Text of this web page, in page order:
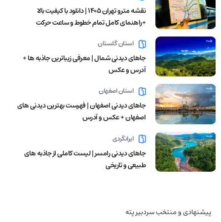
نقشه مترو تهران ۱۴۰۵ | دانلود با کیفیت بالا
+راهنمای کامل تمام خطوط و ساعت حرکت
استان گلستان
جاهای دیدنی شمال | معرفی زیباترین جاذبه ها +
آدرس و عکس
استان اصفهان
جاهای دیدنی اصفهان | فهرست بهترین دیدنی های
اصفهان + عکس و آدرس
ایرانگردی
جاهای دیدنی رامسر | لیست کاملی از جاذبه های
طبیعی و تاریخی
پیشنهادی و منتخب سردبیر پته